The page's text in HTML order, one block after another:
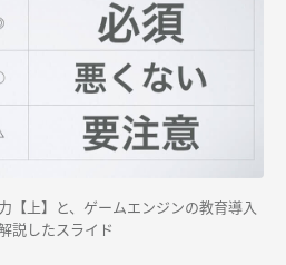
上】と、ゲームエンジンの教育導入
説したスライド